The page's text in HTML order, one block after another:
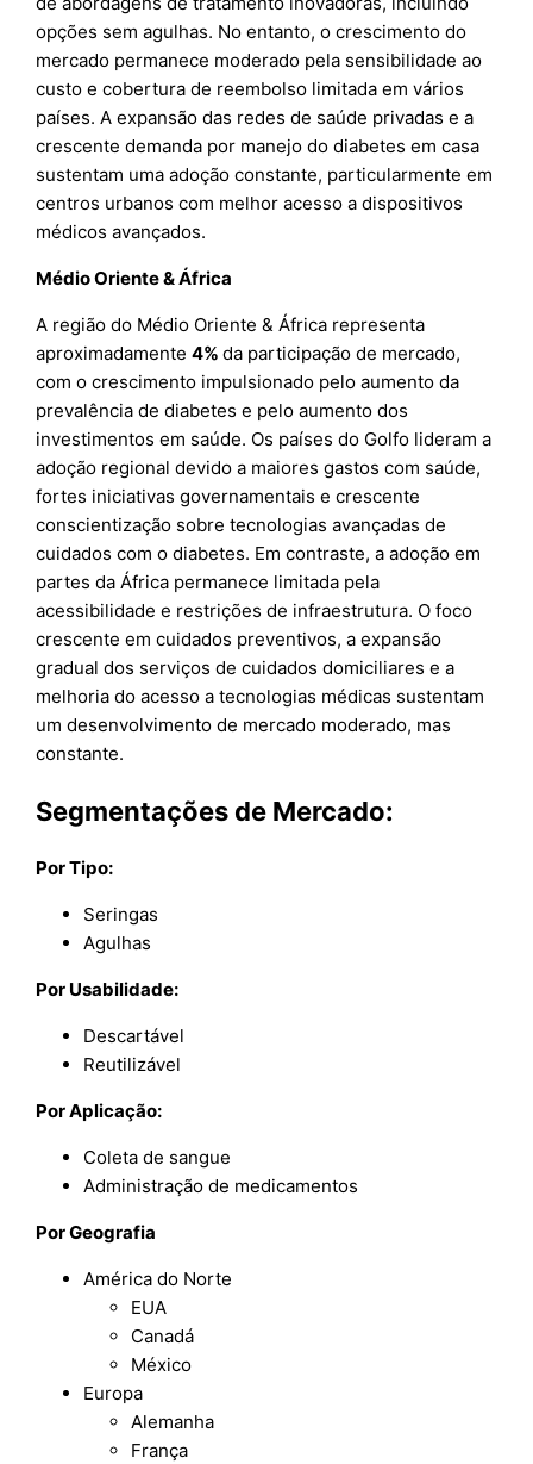
opções sem agulhas. No entanto, o crescimento do
mercado permanece moderado pela sensibilidade ao
custo e cobertura de reembolso limitada em vários
países. A expansão das redes de saúde privadas e a
crescente demanda por manejo do diabetes em casa
sustentam uma adoção constante, particularmente em
centros urbanos com melhor acesso a dispositivos
médicos avançados.
Médio Oriente & África
A região do Médio Oriente & África representa
aproximadamente4%da participação de mercado,
com o crescimento impulsionado pelo aumento da
prevalência de diabetes e pelo aumento dos
investimentos em saúde. Os países do Golfo lideram a
adoção regional devido a maiores gastos com saúde,
fortes iniciativas governamentais e crescente
conscientização sobre tecnologias avançadas de
cuidados com o diabetes. Em contraste, a adoção em
partes da África permanece limitada pela
acessibilidade e restrições de infraestrutura. O foco
crescente em cuidados preventivos, a expansão
gradual dos serviços de cuidados domiciliares e a
melhoria do acesso a tecnologias médicas sustentam
um desenvolvimento de mercado moderado, mas
constante.
Segmentações de Mercado:
Por Tipo:
Seringas
Agulhas
Por Usabilidade:
Descartável
Reutilizável
Por Aplicação:
Coleta de sangue
Administração de medicamentos
Por Geografia
América do Norte
EUA
Canadá
México
Europa
Alemanha
França